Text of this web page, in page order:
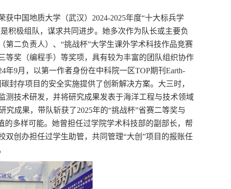
获中国地质大学（武汉） 2024-2025年度“十大标兵学
积极组队，谋求共同进步。 她多次作为队长或主要负
第二负责人）、 “挑战杯”大学生课外学术科技作品竞赛
等奖（编程手）等奖项，具有较为丰富的团队组织协作
年9月，以第一作者身份在中科院一区TOP期刊 Earth-
封存项目的安全实施提供了创新解决方案。大三时，
测技术研发，并将研究成果发表于海洋工程与技术领域
究成果，带队斩获了2025年的“挑战杯”省赛二等奖与
的多样可能。 她曾担任过学院学术科技部的副部长，帮
双创办担任过学生助管，共同管理“大创”项目的报账任